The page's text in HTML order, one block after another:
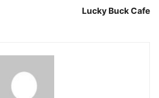
Lucky Buck Cafe